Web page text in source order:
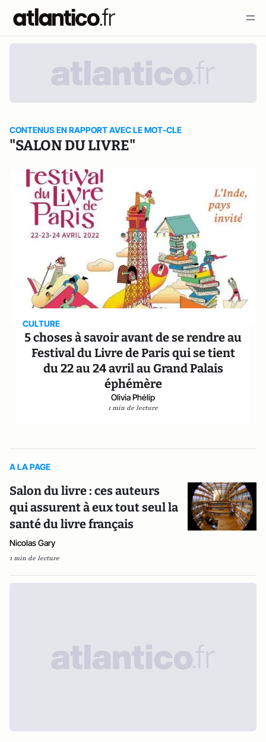
CONTENUS EN RAPPORT AVEC LE MOT-CLE
"SALON DU LIVRE"
CULTURE
5 choses à savoir avant de se rendre au
Festival du Livre de Paris qui se tient
du 22 au 24 avril au Grand Palais
éphémère
Olivia Phélip
1 min de lecture
A LA PAGE
Salon du livre : ces auteurs
qui assurent à eux tout seul la
santé du livre français
Nicolas Gary
1 min de lecture